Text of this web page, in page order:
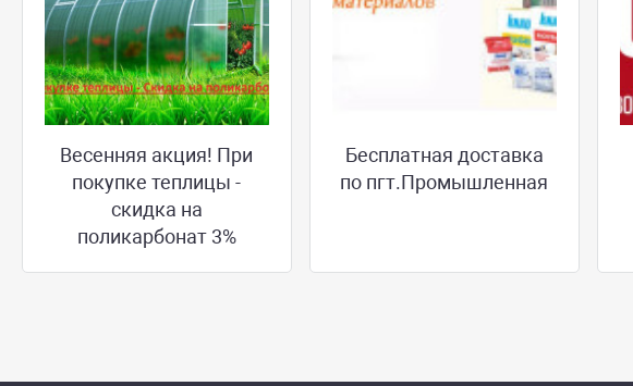
Весенняя акция! При
покупке теплицы -
скидка на
поликарбонат 3%
Бесплатная доставка
по пгт.Промышленная